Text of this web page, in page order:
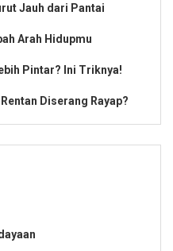
Jauh dari Pantai
Arah Hidupmu
Pintar? Ini Triknya!
Diserang Rayap?